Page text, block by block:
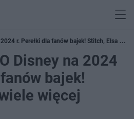
r. Perełki dla fanów bajek! Stitch, Elsa i
Disney na 2024
bajek!
więcej